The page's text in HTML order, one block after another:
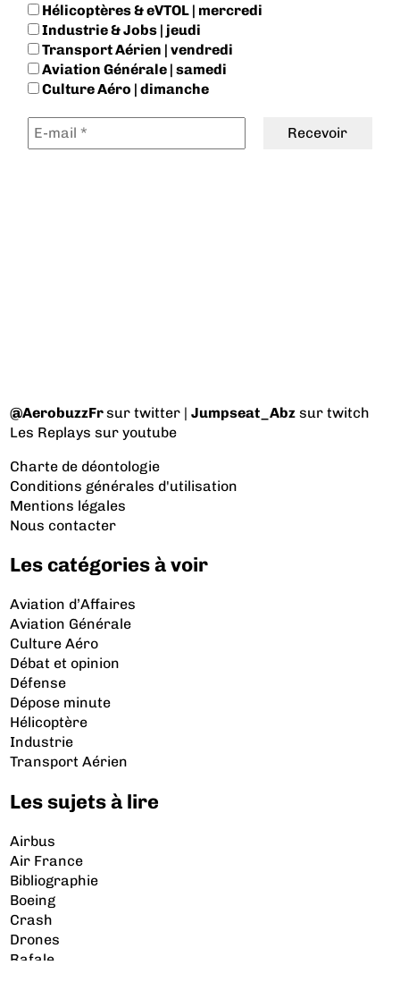
Hélicoptères & eVTOL | mercredi
Industrie & Jobs | jeudi
Transport Aérien | vendredi
Aviation Générale | samedi
Culture Aéro | dimanche
@AerobuzzFrsur twitter |Jumpseat_Abz sur twitch
Les Replays sur youtube
Charte de déontologie
Conditions générales d'utilisation
Mentions légales
Nous contacter
Les catégories à voir
Aviation d’Affaires
Aviation Générale
Culture Aéro
Débat et opinion
Défense
Dépose minute
Hélicoptère
Industrie
Transport Aérien
Les sujets à lire
Airbus
Air France
Bibliographie
Boeing
Crash
Drones
Rafale